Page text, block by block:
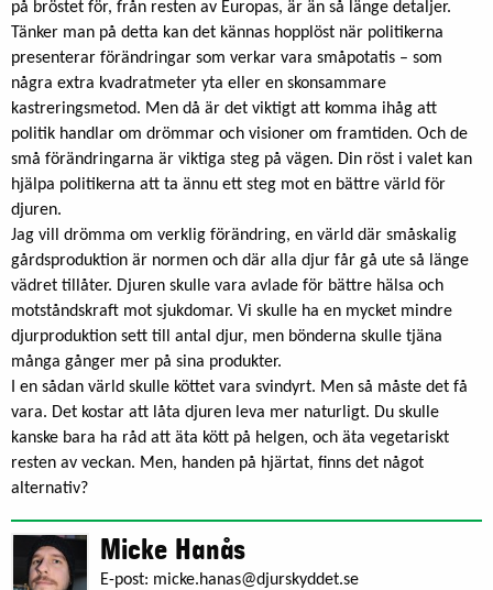
på bröstet för, från resten av Europas, är än så länge detaljer.
Tänker man på detta kan det kännas hopplöst när politikerna
presenterar förändringar som verkar vara småpotatis – som
några extra kvadratmeter yta eller en skonsammare
kastreringsmetod. Men då är det viktigt att komma ihåg att
politik handlar om drömmar och visioner om framtiden. Och de
små förändringarna är viktiga steg på vägen. Din röst i valet kan
hjälpa politikerna att ta ännu ett steg mot en bättre värld för
djuren.
Jag vill drömma om verklig förändring, en värld där småskalig
gårdsproduktion är normen och där alla djur får gå ute så länge
vädret tillåter. Djuren skulle vara avlade för bättre hälsa och
motståndskraft mot sjukdomar. Vi skulle ha en mycket mindre
djurproduktion sett till antal djur, men bönderna skulle tjäna
många gånger mer på sina produkter.
I en sådan värld skulle köttet vara svindyrt. Men så måste det få
vara. Det kostar att låta djuren leva mer naturligt. Du skulle
kanske bara ha råd att äta kött på helgen, och äta vegetariskt
resten av veckan. Men, handen på hjärtat, finns det något
alternativ?
Micke Hanås
E-post: micke.hanas@djurskyddet.se